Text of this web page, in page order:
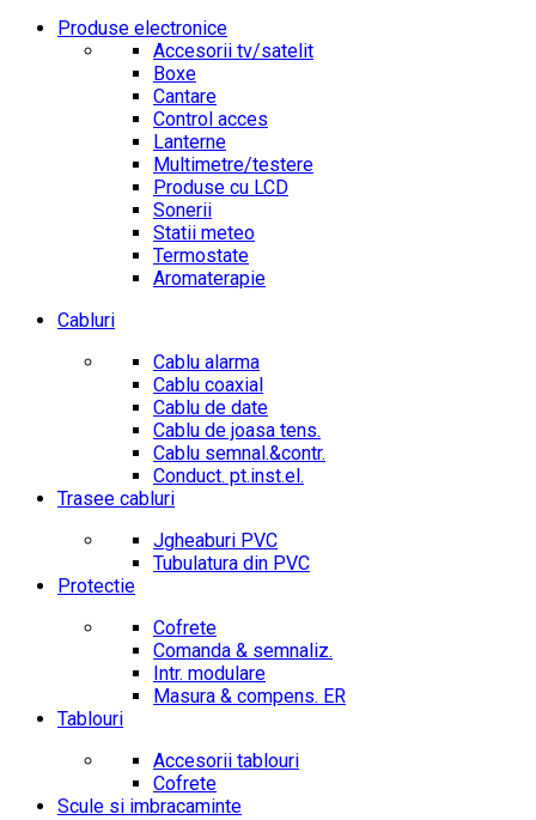
Produse electronice
Accesorii tv/satelit
Boxe
Cantare
Control acces
Lanterne
Multimetre/testere
Produse cu LCD
Sonerii
Statii meteo
Termostate
Aromaterapie
Cabluri
Cablu alarma
Cablu coaxial
Cablu de date
Cablu de joasa tens.
Cablu semnal.&contr.
Conduct. pt.inst.el.
Trasee cabluri
Jgheaburi PVC
Tubulatura din PVC
Protectie
Cofrete
Comanda & semnaliz.
Intr. modulare
Masura & compens. ER
Tablouri
Accesorii tablouri
Cofrete
Scule si imbracaminte